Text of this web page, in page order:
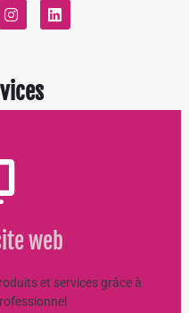
web
et services grâce à
+